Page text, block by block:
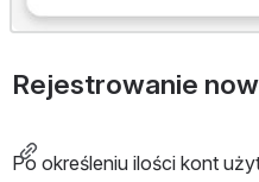
Rejestrowanie
Po określeniu ilości kont